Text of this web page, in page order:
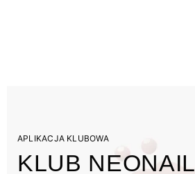
APLIKACJA KLUBOWA
KLUB NEONAIL